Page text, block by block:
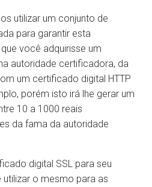
utilizar um conjunto de
para garantir esta
você adquirisse um
autoridade certificadora, da
um certificado digital HTTP
porém isto irá lhe gerar um
10 a 1000 reais
da fama da autoridade
digital SSL para seu
o mesmo para as